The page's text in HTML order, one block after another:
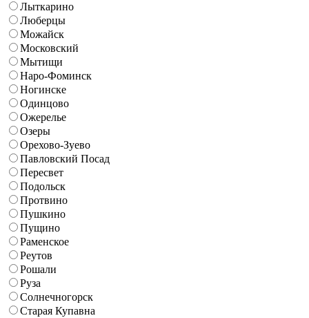
Лыткарино
Люберцы
Можайск
Московский
Мытищи
Наро-Фоминск
Ногинске
Одинцово
Ожерелье
Озеры
Орехово-Зуево
Павловский Посад
Пересвет
Подольск
Протвино
Пушкино
Пущино
Раменское
Реутов
Рошали
Руза
Солнечногорск
Старая Купавна